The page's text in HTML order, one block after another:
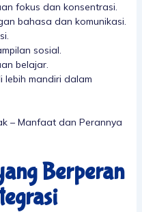
fokus dan konsentrasi.
bahasa dan komunikasi.
sosial.
belajar.
lebih mandiri dalam
– Manfaat dan Perannya
Berperan